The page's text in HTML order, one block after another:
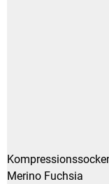
Merino Fuchsia